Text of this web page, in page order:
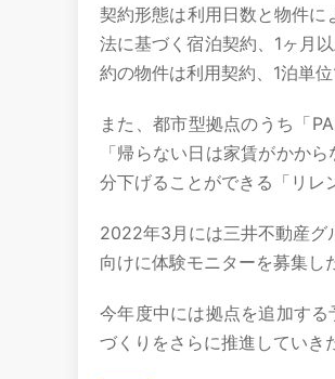
契約形態は利用日数と物件に
法に基づく宿泊契約、1ヶ月
約の物件は利用契約、1泊単
また、都市型拠点のうち「
「帰らない日は家賃がかか
分下げることができる「リレ
2022年3月には三井不動産グ
向けに体験モニターを募集し
今年度中には拠点を追加す
づくりをさらに推進していき